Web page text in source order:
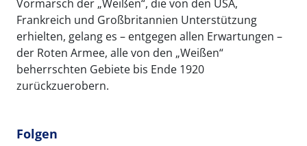
Vormarsch der „Weißen“, die von den USA,
Frankreich und Großbritannien Unterstützung
erhielten, gelang es – entgegen allen Erwartungen –
der Roten Armee, alle von den „Weißen“
beherrschten Gebiete bis Ende 1920
zurückzuerobern.
Folgen